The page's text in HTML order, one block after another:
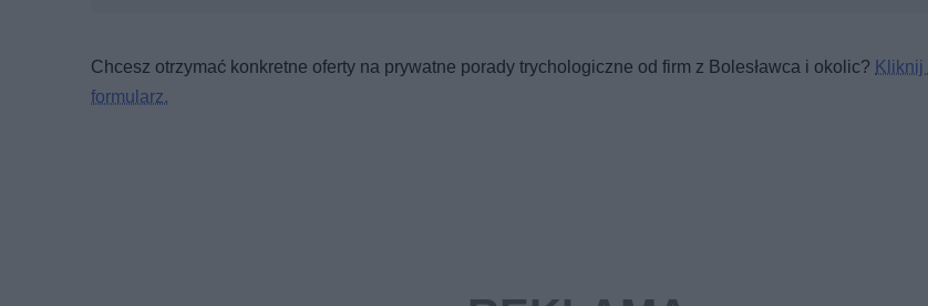
Chcesz otrzymać konkretne oferty na prywatne porady trychologiczne od firm z Bolesławca i okolic? Kliknij
formularz.